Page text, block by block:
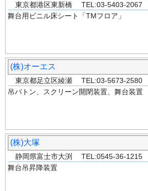
東京都港区東新橋 TEL:03-5403-2067
舞台用ビニル床シート「TMフロア」
(株)オーエス
東京都足立区綾瀬 TEL:03-5673-2580
吊バトン、スクリーン開閉装置、舞台装置
(株)大塚
静岡県富士市大渕 TEL:0545-36-1215
舞台吊昇降装置